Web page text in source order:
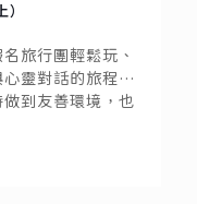
旅行團輕鬆玩、
靈對話的旅程？
到友善環境，也
五月初，我們跟
計劃在望安與將